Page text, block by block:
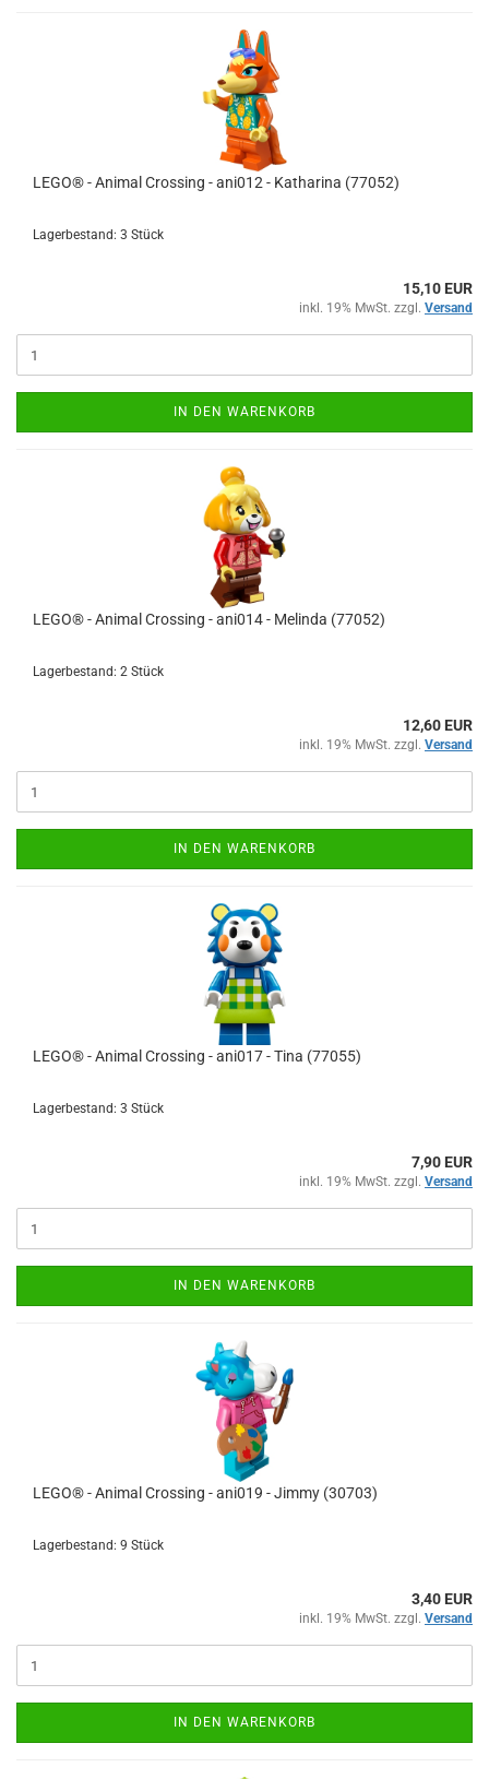
LEGO® - Animal Crossing - ani012 - Katharina (77052)
Lagerbestand: 3 Stück
15,10 EUR
inkl. 19% MwSt. zzgl. Versand
IN DEN WARENKORB
LEGO® - Animal Crossing - ani014 - Melinda (77052)
Lagerbestand: 2 Stück
12,60 EUR
inkl. 19% MwSt. zzgl. Versand
IN DEN WARENKORB
LEGO® - Animal Crossing - ani017 - Tina (77055)
Lagerbestand: 3 Stück
7,90 EUR
inkl. 19% MwSt. zzgl. Versand
IN DEN WARENKORB
LEGO® - Animal Crossing - ani019 - Jimmy (30703)
Lagerbestand: 9 Stück
3,40 EUR
inkl. 19% MwSt. zzgl. Versand
IN DEN WARENKORB